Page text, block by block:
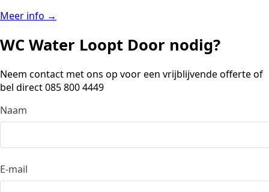
Meer info →
WC Water Loopt Door nodig?
Neem contact met ons op voor een vrijblijvende offerte of
bel direct 085 800 4449
Don’t fill this out if you’re human:
Naam
E-mail